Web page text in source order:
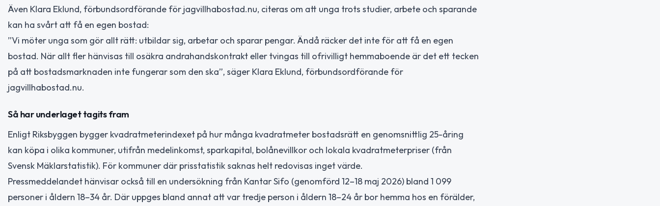
Även Klara Eklund, förbundsordförande för jagvillhabostad.nu, citeras om att unga trots studier, arbete och sparande
kan ha svårt att få en egen bostad:
”Vi möter unga som gör allt rätt: utbildar sig, arbetar och sparar pengar. Ändå räcker det inte för att få en egen
bostad. När allt fler hänvisas till osäkra andrahandskontrakt eller tvingas till ofrivilligt hemmaboende är det ett tecken
på att bostadsmarknaden inte fungerar som den ska”, säger Klara Eklund, förbundsordförande för
jagvillhabostad.nu.
Så har underlaget tagits fram
Enligt Riksbyggen bygger kvadratmeterindexet på hur många kvadratmeter bostadsrätt en genomsnittlig 25-åring
kan köpa i olika kommuner, utifrån medelinkomst, sparkapital, bolånevillkor och lokala kvadratmeterpriser (från
Svensk Mäklarstatistik). För kommuner där prisstatistik saknas helt redovisas inget värde.
Pressmeddelandet hänvisar också till en undersökning från Kantar Sifo (genomförd 12–18 maj 2026) bland 1 099
personer i åldern 18–34 år. Där uppges bland annat att var tredje person i åldern 18–24 år bor hemma hos en förälder,